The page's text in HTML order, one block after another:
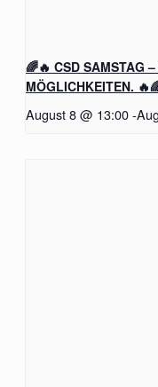
🌈🔥 CSD SAMSTAG
MÖGLICHKEITEN.
August 8 @ 13:00-